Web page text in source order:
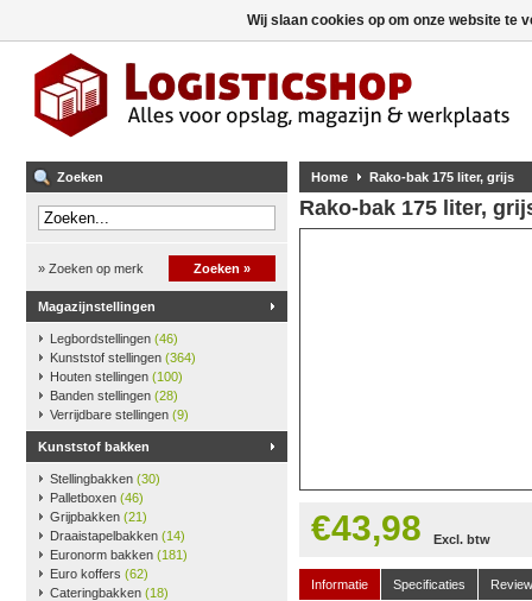
Zoeken
» Zoeken op merk Zoeken »
Magazijnstellingen
Legbordstellingen (46)
Kunststof stellingen (364)
Houten stellingen (100)
Banden stellingen (28)
Verrijdbare stellingen (9)
Kunststof bakken
Stellingbakken (30)
Palletboxen (46)
Grijpbakken (21)
Draaistapelbakken (14)
Euronorm bakken (181)
Euro koffers (62)
Cateringbakken (18)
Home Rako-bak 175 liter, grijs
Rako-bak 175 liter,
€43,98 Excl. btw
Informatie Specificaties
Wij slaan cookies op om onze website te